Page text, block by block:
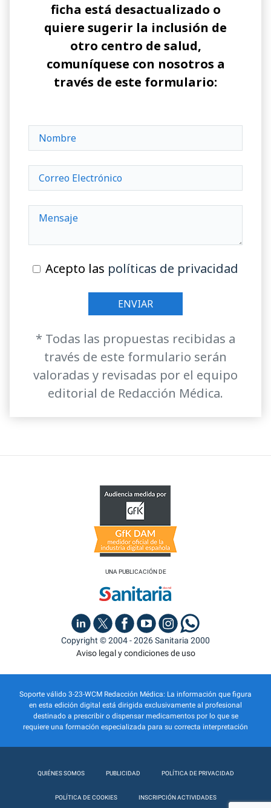
ficha está desactualizado o
quiere sugerir la inclusión de
otro centro de salud,
comuníquese con nosotros a
través de este formulario:
Acepto las políticas de privacidad
* Todas las propuestas recibidas a
través de este formulario serán
valoradas y revisadas por el equipo
editorial de Redacción Médica.
UNA PUBLICACIÓN DE
Copyright © 2004 - 2026 Sanitaria 2000
Aviso legal y condiciones de uso
Soporte válido 3-23-WCM Redacción Médica: La información que figura
en esta edición digital está dirigida exclusivamente al profesional
destinado a prescribir o dispensar medicamentos por lo que se
requiere una formación especializada para su correcta interpretación
QUIÉNES SOMOS PUBLICIDAD POLÍTICA DE PRIVACIDAD
POLÍTICA DE COOKIES INSCRIPCIÓN ACTIVIDADES